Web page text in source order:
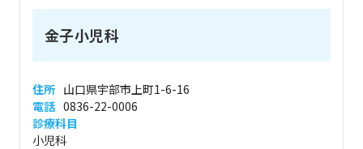
金子小児科
住所 山口県宇部市上町1-6-16
電話 0836-22-0006
診療科目
小児科